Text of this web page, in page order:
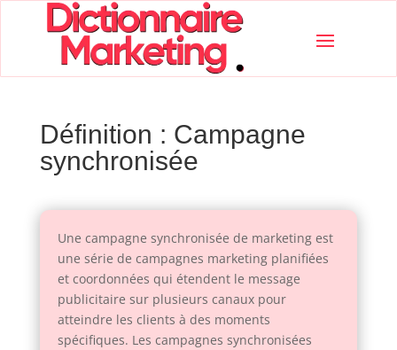
Définition : Campagne
synchronisée
Une campagne synchronisée de marketing est
une série de campagnes marketing planifiées
et coordonnées qui étendent le message
publicitaire sur plusieurs canaux pour
atteindre les clients à des moments
spécifiques. Les campagnes synchronisées